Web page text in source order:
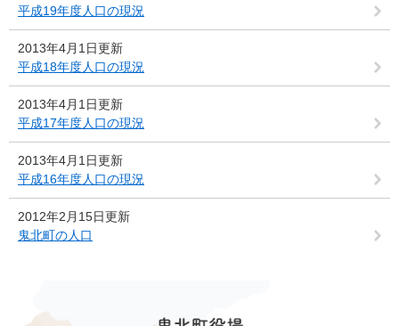
平成19年度人口の現況
2013年4月1日更新
平成18年度人口の現況
2013年4月1日更新
平成17年度人口の現況
2013年4月1日更新
平成16年度人口の現況
2012年2月15日更新
鬼北町の人口